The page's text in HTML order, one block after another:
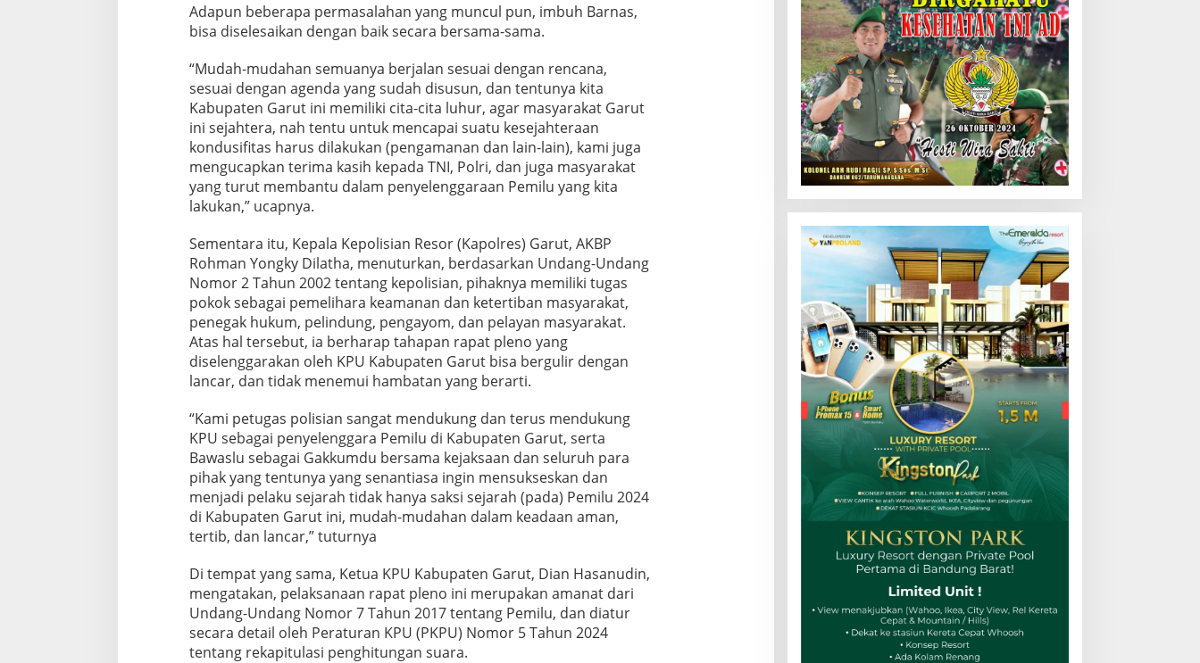
Adapun beberapa permasalahan yang muncul pun, imbuh Barnas,
bisa diselesaikan dengan baik secara bersama-sama.
“Mudah-mudahan semuanya berjalan sesuai dengan rencana,
sesuai dengan agenda yang sudah disusun, dan tentunya kita
Kabupaten Garut ini memiliki cita-cita luhur, agar masyarakat Garut
ini sejahtera, nah tentu untuk mencapai suatu kesejahteraan
kondusifitas harus dilakukan (pengamanan dan lain-lain), kami juga
mengucapkan terima kasih kepada TNI, Polri, dan juga masyarakat
yang turut membantu dalam penyelenggaraan Pemilu yang kita
lakukan,” ucapnya.
Sementara itu, Kepala Kepolisian Resor (Kapolres) Garut, AKBP
Rohman Yongky Dilatha, menuturkan, berdasarkan Undang-Undang
Nomor 2 Tahun 2002 tentang kepolisian, pihaknya memiliki tugas
pokok sebagai pemelihara keamanan dan ketertiban masyarakat,
penegak hukum, pelindung, pengayom, dan pelayan masyarakat.
Atas hal tersebut, ia berharap tahapan rapat pleno yang
diselenggarakan oleh KPU Kabupaten Garut bisa bergulir dengan
lancar, dan tidak menemui hambatan yang berarti.
“Kami petugas polisian sangat mendukung dan terus mendukung
KPU sebagai penyelenggara Pemilu di Kabupaten Garut, serta
Bawaslu sebagai Gakkumdu bersama kejaksaan dan seluruh para
pihak yang tentunya yang senantiasa ingin mensukseskan dan
menjadi pelaku sejarah tidak hanya saksi sejarah (pada) Pemilu 2024
di Kabupaten Garut ini, mudah-mudahan dalam keadaan aman,
tertib, dan lancar,” tuturnya
Di tempat yang sama, Ketua KPU Kabupaten Garut, Dian Hasanudin,
mengatakan, pelaksanaan rapat pleno ini merupakan amanat dari
Undang-Undang Nomor 7 Tahun 2017 tentang Pemilu, dan diatur
secara detail oleh Peraturan KPU (PKPU) Nomor 5 Tahun 2024
tentang rekapitulasi penghitungan suara.